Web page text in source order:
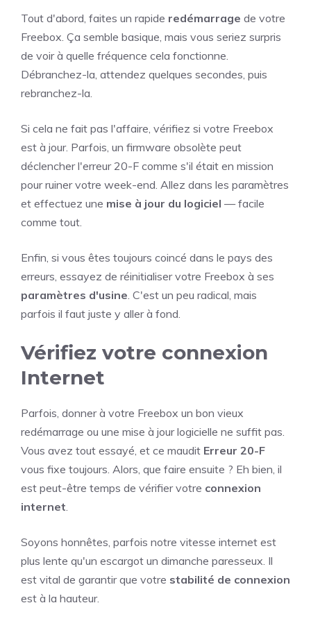
Tout d'abord, faites un rapide redémarrage de votre
Freebox. Ça semble basique, mais vous seriez surpris
de voir à quelle fréquence cela fonctionne.
Débranchez-la, attendez quelques secondes, puis
rebranchez-la.
Si cela ne fait pas l'affaire, vérifiez si votre Freebox
est à jour. Parfois, un firmware obsolète peut
déclencher l'erreur 20-F comme s'il était en mission
pour ruiner votre week-end. Allez dans les paramètres
et effectuez une mise à jour du logiciel — facile
comme tout.
Enfin, si vous êtes toujours coincé dans le pays des
erreurs, essayez de réinitialiser votre Freebox à ses
paramètres d'usine. C'est un peu radical, mais
parfois il faut juste y aller à fond.
Vérifiez votre connexion
Internet
Parfois, donner à votre Freebox un bon vieux
redémarrage ou une mise à jour logicielle ne suffit pas.
Vous avez tout essayé, et ce maudit Erreur 20-F
vous fixe toujours. Alors, que faire ensuite ? Eh bien, il
est peut-être temps de vérifier votre connexion
internet.
Soyons honnêtes, parfois notre vitesse internet est
plus lente qu'un escargot un dimanche paresseux. Il
est vital de garantir que votre stabilité de connexion
est à la hauteur.